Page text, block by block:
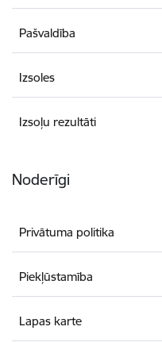
Pašvaldība
Izsoles
Izsoļu rezultāti
Noderīgi
Privātuma politika
Piekļūstamība
Lapas karte